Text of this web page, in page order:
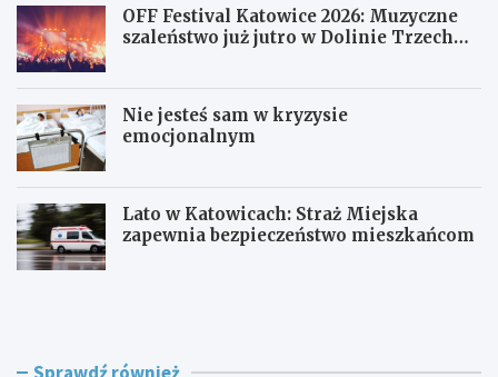
OFF Festival Katowice 2026: Muzyczne
szaleństwo już jutro w Dolinie Trzech
Nie jesteś sam w kryzysie
emocjonalnym
Lato w Katowicach: Straż Miejska
zapewnia bezpieczeństwo mieszkańcom
P
j
O
s